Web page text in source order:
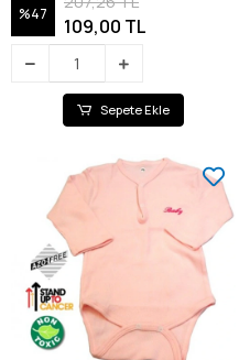
%47
109,00 TL
Sepete Ekle